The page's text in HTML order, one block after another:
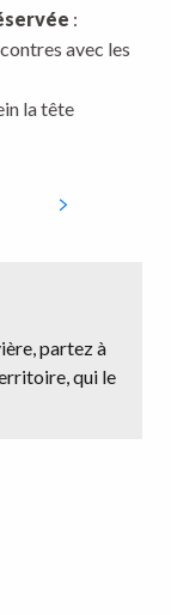
:
avec les
la tête
partez à
qui le